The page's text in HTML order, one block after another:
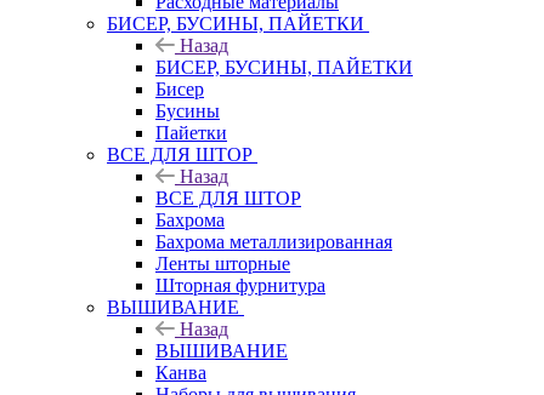
БИСЕР, БУСИНЫ, ПАЙЕТКИ
Назад
БИСЕР, БУСИНЫ, ПАЙЕТКИ
Бисер
Бусины
Пайетки
ВСЕ ДЛЯ ШТОР
Назад
ВСЕ ДЛЯ ШТОР
Бахрома
Бахрома металлизированная
Ленты шторные
Шторная фурнитура
ВЫШИВАНИЕ
Назад
ВЫШИВАНИЕ
Канва